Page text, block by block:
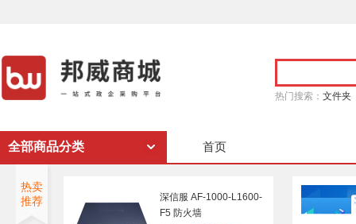
热门搜索： 文件夹
全部商品分类 首页
热卖
推荐
深信服 AF-1000-L1600-
F5 防火墙